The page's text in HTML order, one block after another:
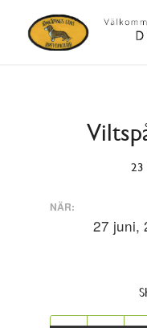
23
NÄR:
27 juni,